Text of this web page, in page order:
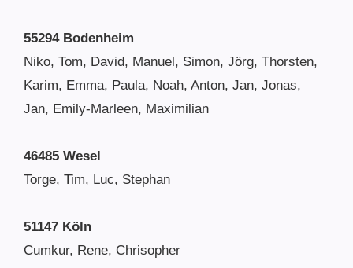
55294 Bodenheim
Niko, Tom, David, Manuel, Simon, Jörg, Thorsten,
Karim, Emma, Paula, Noah, Anton, Jan, Jonas,
Jan, Emily-Marleen, Maximilian
46485 Wesel
Torge, Tim, Luc, Stephan
51147 Köln
Cumkur, Rene, Chrisopher